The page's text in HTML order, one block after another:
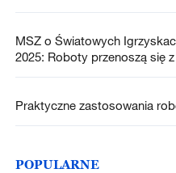
MSZ o Światowych
2025: Roboty przenoszą się
Praktyczne zastosowania
POPULARNE